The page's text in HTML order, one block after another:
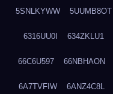
5SNLKYWW 5UUMB8OT
6316UU0I 634ZKLU1
66C6U597 66NBHAON
6A7TVFIW 6ANZ4C8L